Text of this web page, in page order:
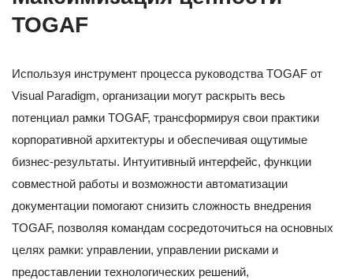
TOGAF
Используя инструмент процесса руководства TOGAF от
Visual Paradigm, организации могут раскрыть весь
потенциал рамки TOGAF, трансформируя свои практики
корпоративной архитектуры и обеспечивая ощутимые
бизнес-результаты. Интуитивный интерфейс, функции
совместной работы и возможности автоматизации
документации помогают снизить сложность внедрения
TOGAF, позволяя командам сосредоточиться на основных
целях рамки: управлении, управлении рисками и
предоставлении технологических решений,